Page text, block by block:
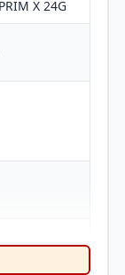
4090
bản thứ
SUPRIM
X 24G